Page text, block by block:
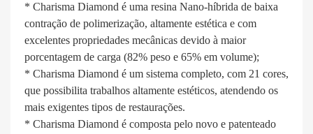
* Charisma Diamond é uma resina Nano-híbrida de baixa
contração de polimerização, altamente estética e com
excelentes propriedades mecânicas devido à maior
porcentagem de carga (82% peso e 65% em volume);
* Charisma Diamond é um sistema completo, com 21 cores,
que possibilita trabalhos altamente estéticos, atendendo os
mais exigentes tipos de restaurações.
* Charisma Diamond é composta pelo novo e patenteado